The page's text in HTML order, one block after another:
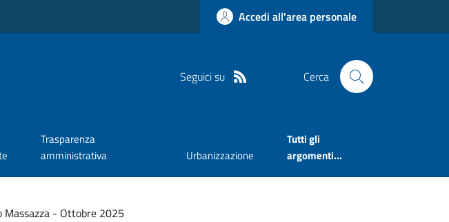
Accedi all'area personale
Seguici su Cerca
Trasparenza
amministrativa
Urbanizzazione
Tutti gli
argomenti...
Massazza - Ottobre 2025